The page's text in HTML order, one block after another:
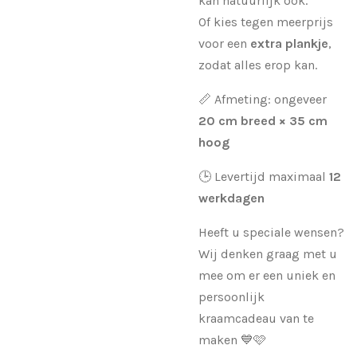
Of kies tegen meerprijs
voor een extra plankje,
zodat alles erop kan.
📏 Afmeting: ongeveer
20 cm breed × 35 cm
hoog
🕒 Levertijd maximaal 12
werkdagen
Heeft u speciale wensen?
Wij denken graag met u
mee om er een uniek en
persoonlijk
kraamcadeau van te
maken 💙🩷